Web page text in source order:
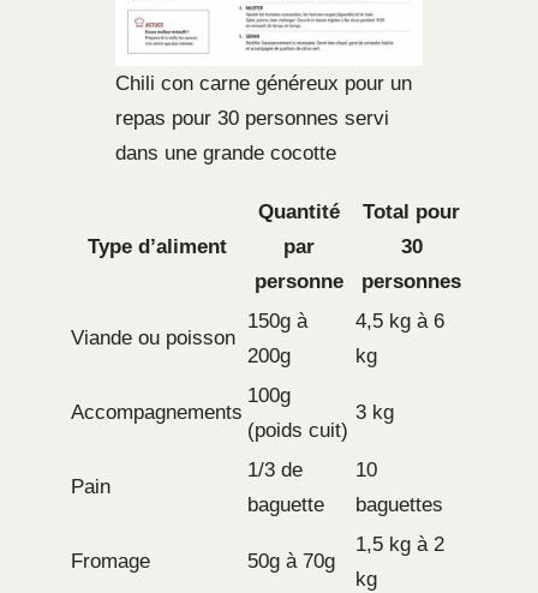
Chili con carne généreux pour un
repas pour 30 personnes servi
dans une grande cocotte
Type d’aliment
Quantité
par
personne
Total pour
30
personnes
Viande ou poisson
150g à
200g
4,5 kg à 6
kg
Accompagnements
100g
(poids cuit)
3 kg
Pain
1/3 de
baguette
10
baguettes
Fromage 50g à 70g
1,5 kg à 2
kg